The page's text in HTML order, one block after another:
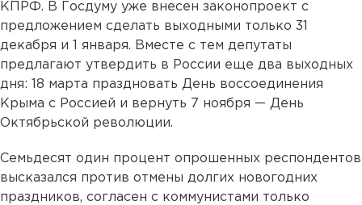
КПРФ. В Госдуму уже внесен законопроект с
предложением сделать выходными только 31
декабря и 1 января. Вместе с тем депутаты
предлагают утвердить в России еще два выходных
дня: 18 марта праздновать День воссоединения
Крыма с Россией и вернуть 7 ноября — День
Октябрьской революции.
Семьдесят один процент опрошенных респондентов
высказался против отмены долгих новогодних
праздников, согласен с коммунистами только